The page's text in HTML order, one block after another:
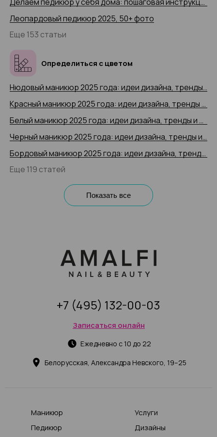
Леопардовый педикюр 2025, 50+ фото
Еще 153 статьи
Определиться с цветом
Нюдовый маникюр 2025 года: идеи дизайна, тренды и новинки, 200+ фото
Красный маникюр 2025 года: идеи дизайна, тренды и новинки, 200+ фото
Белый маникюр 2025 года: идеи дизайна, тренды и новинки, 200+ фото
Черный маникюр 2025 года: идеи дизайна, тренды и новинки, 200+ фото
Бордовый маникюр 2025 года: идеи дизайна, тренды и новинки, 200+ фото
Еще 119 статей
Показать все
Белорусская, Александра Невского, 19–25
Ежедневно с 10 до 22
Записаться онлайн
+7 (495) 132-00-03
Маникюр
Педикюр
Услуги
Дизайны